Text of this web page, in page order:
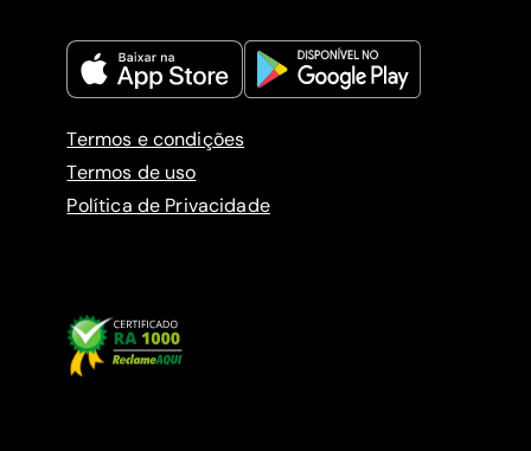
Termos e condições
Termos de uso
Política de Privacidade